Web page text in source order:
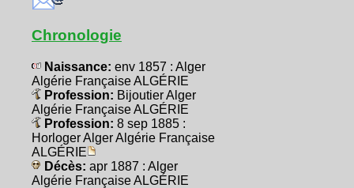
Chronologie
Naissance: env 1857 : Alger
Algérie Française ALGÉRIE
Profession: Bijoutier Alger
Algérie Française ALGÉRIE
Profession: 8 sep 1885 :
Horloger Alger Algérie Française
ALGÉRIE
Décès: apr 1887 : Alger
Algérie Française ALGÉRIE